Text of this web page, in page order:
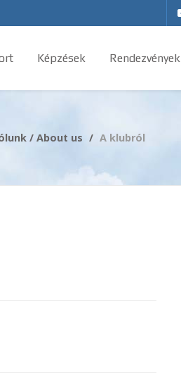
Képzések Rendezvények
/ About us A klubról